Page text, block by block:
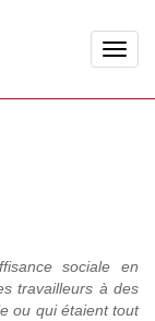
Toggle
sociale en
travailleurs à des
ou qui étaient tout